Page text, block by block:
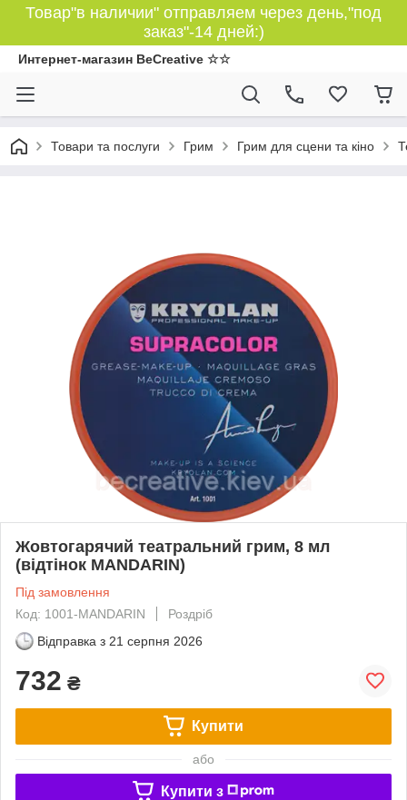
Товар"в наличии" отправляем через день,"под
заказ"-14 дней:)
Интернет-магазин BeCreative ☆☆
Товари та послуги Грим Грим для сцени та кіно
Жовтогарячий театральний грим, 8 мл
(відтінок MANDARIN)
Під замовлення
Код: 1001-MANDARIN
Роздріб
Відправка з 21 серпня 2026
732 ₴
Купити
або
Купити з